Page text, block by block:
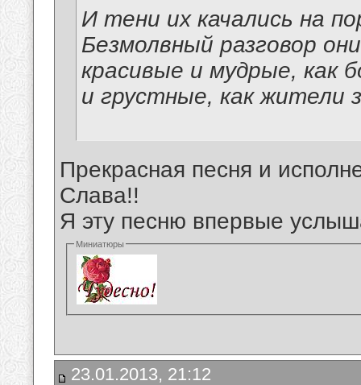
И тени их качались на
Безмолвный разговор
красивые и мудрые, как
и грустные, как жители
Прекрасная песня и
Слава!!
Я эту песню впервые
Миниатюры
23.01.2013, 21:12